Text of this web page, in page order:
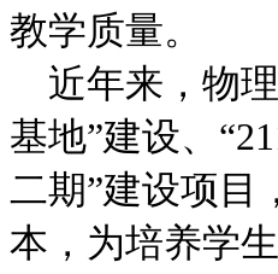
教学质量。
近年来，物理
基地”建设、
二期”建设项目
本，为培养学